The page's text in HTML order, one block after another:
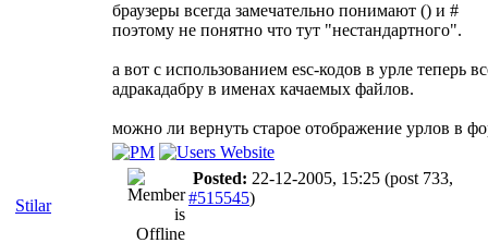
браузеры всегда замечательно понимают () и #
поэтому не понятно что тут "нестандартного".
а вот с использованием esc-кодов в урле теперь
адракадабру в именах качаемых файлов.
можно ли вернуть старое отображение урлов в
Stilar
Posted: 22-12-2005, 15:25 (post 733,
#515545)